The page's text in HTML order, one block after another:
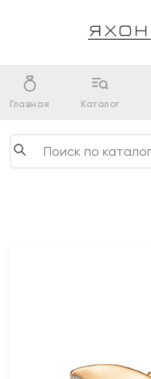
Главная Каталог